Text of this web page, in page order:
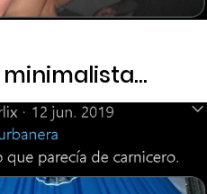
minimalista…